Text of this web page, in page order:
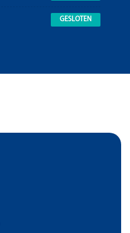
GESLOTEN